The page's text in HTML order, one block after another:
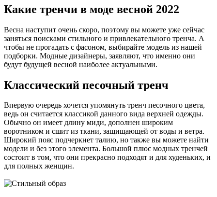
Какие тренчи в моде весной 2022
Весна наступит очень скоро, поэтому вы можете уже сейчас
заняться поисками стильного и привлекательного тренча. А
чтобы не прогадать с фасоном, выбирайте модель из нашей
подборки. Модные дизайнеры, заявляют, что именно они
будут будущей весной наиболее актуальными.
Классический песочный тренч
Впервую очередь хочется упомянуть тренч песочного цвета,
ведь он считается классикой данного вида верхней одежды.
Обычно он имеет длину миди, дополнен широким
воротником и сшит из ткани, защищающей от воды и ветра.
Широкий пояс подчеркнет талию, но также вы можете найти
модели и без этого элемента. Большой плюс модных тренчей
состоит в том, что они прекрасно подходят и для худеньких, и
для полных женщин.